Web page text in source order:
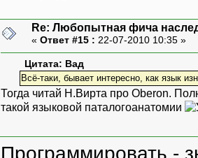
Re: Любопытная фича
« Ответ #15 : 22-07-2010 10:35 »
Цитата: Вад
Всё-таки, бывает интересно, как язык
Тогда читай Н.Вирта про Oberon.
такой языковой паталогоанатомии
Программировать -